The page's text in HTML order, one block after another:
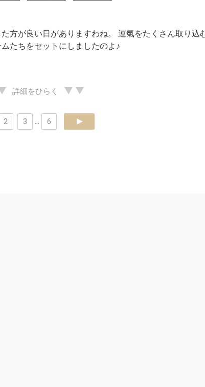
方が良い日がありますわね。 運氣をたくさん取り込
たちをセットにしましたのよ♪
詳細をひらく
2 3 6 next